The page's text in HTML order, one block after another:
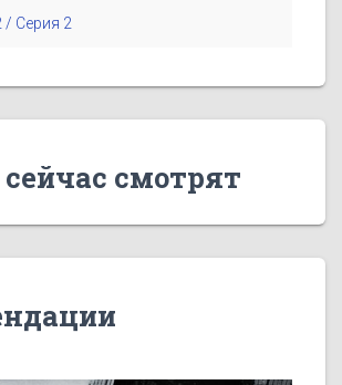
/ Серия 2
смотрят